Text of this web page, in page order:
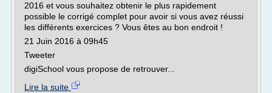
2016 et vous souhaitez obtenir le plus rapidement
possible le corrigé complet pour avoir si vous avez réussi
les différents exercices ? Vous êtes au bon endroit !
21 Juin 2016 à 09h45
Tweeter
digiSchool vous propose de retrouver...
Lire la suite